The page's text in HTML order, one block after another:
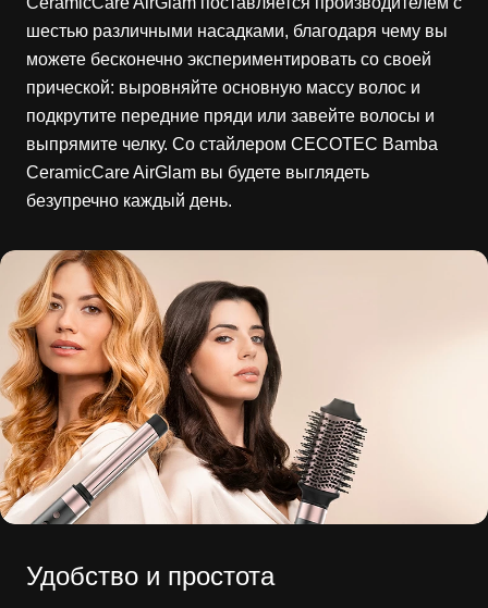
шестью различными насадками, благодаря чему вы
можете бесконечно экспериментировать со своей
прической: выровняйте основную массу волос и
подкрутите передние пряди или завейте волосы и
выпрямите челку. Со стайлером CECOTEC Bamba
CeramicCare AirGlam вы будете выглядеть
безупречно каждый день.
Удобство и простота